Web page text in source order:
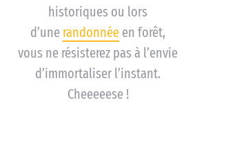
historiques ou lors
d’une randonnée en forêt,
vous ne résisterez pas à l’envie
d’immortaliser l’instant.
Cheeeeese !